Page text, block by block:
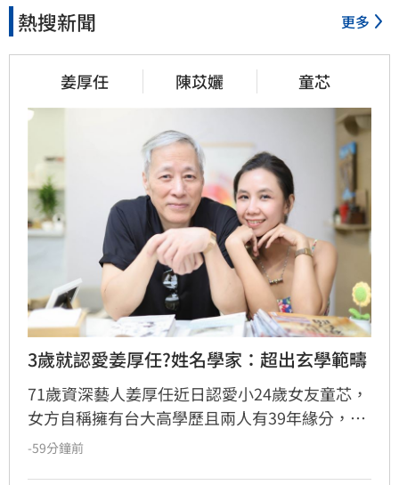
熱搜新聞 更多
姜厚任 陳苡孋 童芯
3歲就認愛姜厚任?姓名學家：超出玄學範疇
71歲資深藝人姜厚任近日認愛小24歲女友童芯，
女方自稱擁有台大高學歷且兩人有39年緣分，引
發熱議。隨後女方過往背景遭網友起底，包括多
-59分鐘前